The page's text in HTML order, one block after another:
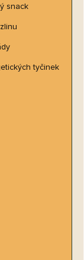
snack
tyčinek